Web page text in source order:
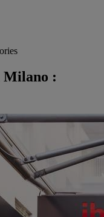
Milano :